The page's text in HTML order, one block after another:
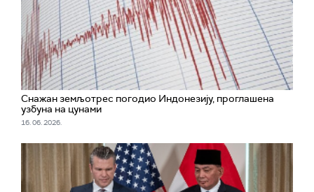
Снажан земљотрес погодио Индонезију, проглашена
узбуна на цунами
16. 06. 2026.